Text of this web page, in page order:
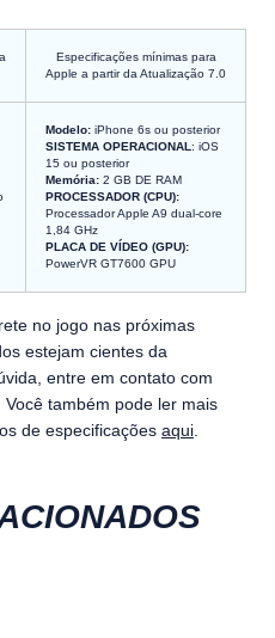
Especificações mínimas para
Apple a partir da Atualização 7.0
Modelo: iPhone 6s ou posterior
SISTEMA OPERACIONAL: iOS
15 ou posterior
Memória: 2 GB DE RAM
PROCESSADOR (CPU):
Processador Apple A9 dual-core
1,84 GHz
PLACA DE VÍDEO (GPU):
PowerVR GT7600 GPU
no jogo nas próximas
estejam cientes da
entre em contato com
. Você também pode ler mais
de especificações aqui